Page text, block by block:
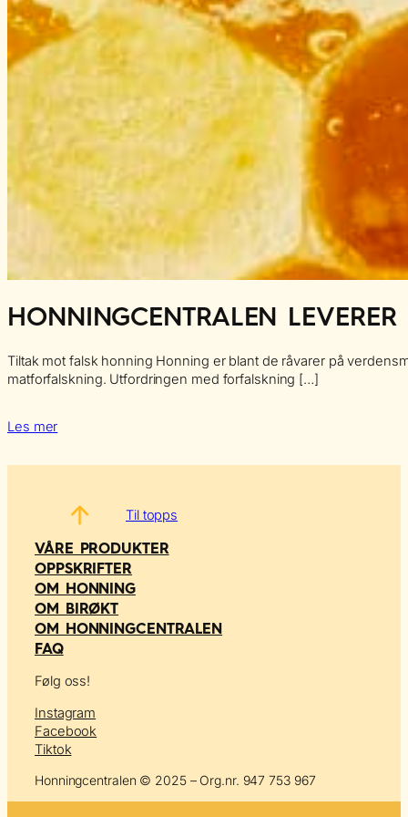
HONNINGCENTRALEN
Tiltak mot falsk honning Honning er blant de råvarer på
matforfalskning. Utfordringen med forfalskning […]
Les mer
Til topps
VÅRE PRODUKTER
OPPSKRIFTER
OM HONNING
OM BIRØKT
OM HONNINGCENTRALEN
FAQ
Følg oss!
Instagram
Facebook
Tiktok
Honningcentralen © 2025 – Org.nr. 947 753 967